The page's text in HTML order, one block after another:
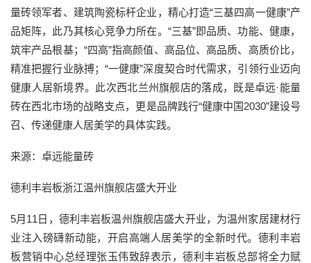
量砖领军者、建筑陶瓷标杆企业，精心打造“三基四高一健康”产
品矩阵，此乃其核心竞争力所在。“三基”即品质、功能、健康，
筑牢产品根基；“四高”指高颜值、高品位、高品质、高质价比，
精准把握行业脉搏；“一健康”深度契合时代需求，引领行业迈向
健康人居新境界。此次西北兰州旗舰店的落成，既是卓远·能量
砖在西北市场的战略支点，更是品牌践行“健康中国2030”建设号
召、传递健康人居美学的具体实践。
来源：卓远能量砖
德利丰岩板浙江温州旗舰店盛大开业
5月11日，德利丰岩板温州旗舰店盛大开业，为温州家居建材行
业注入磅礴新动能，开启高端人居美学的全新时代。德利丰岩
板营销中心总经理张玉伟致辞表示，德利丰岩板总部将全力赋